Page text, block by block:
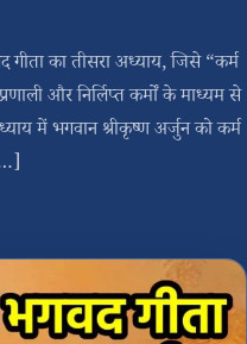
गीता का तीसरा अध्याय, जिसे “कर्म
और निर्लिप्त कर्मों के माध्यम से
में भगवान श्रीकृष्ण अर्जुन को कर्म